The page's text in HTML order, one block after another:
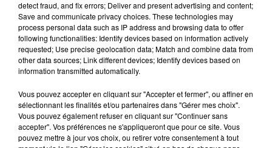
ANNIVERSAIRE DE LA...
detect fraud, and fix errors; Deliver and present advertising and content;
Save and communicate privacy choices. These technologies may
process personal data such as IP address and browsing data to offer
following functionalities: Identify devices based on information actively
requested; Use precise geolocation data; Match and combine data from
other data sources; Link different devices; Identify devices based on
information transmitted automatically.
Vous pouvez accepter en cliquant sur "Accepter et fermer", ou affiner en
sélectionnant les finalités et/ou partenaires dans "Gérer mes choix".
Vous pouvez également refuser en cliquant sur "Continuer sans
accepter". Vos préférences ne s'appliqueront que pour ce site. Vous
pouvez mettre à jour vos choix, ou retirer votre consentement à tout